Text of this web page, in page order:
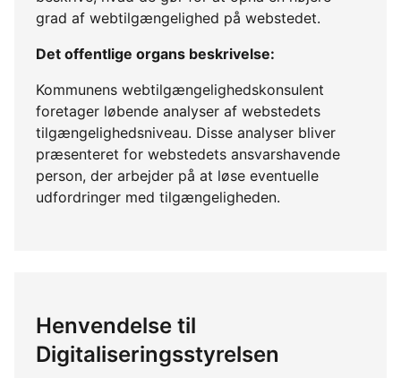
grad af webtilgængelighed på webstedet.
Det offentlige organs beskrivelse:
Kommunens webtilgængelighedskonsulent
foretager løbende analyser af webstedets
tilgængelighedsniveau. Disse analyser bliver
præsenteret for webstedets ansvarshavende
person, der arbejder på at løse eventuelle
udfordringer med tilgængeligheden.
Henvendelse til
Digitaliseringsstyrelsen